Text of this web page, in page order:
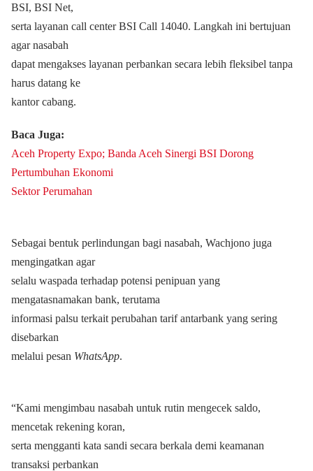
BSI, BSI Net,
serta layanan call center BSI Call 14040. Langkah ini bertujuan
agar nasabah
dapat mengakses layanan perbankan secara lebih fleksibel tanpa
harus datang ke
kantor cabang.
Baca Juga:
Aceh Property Expo; Banda Aceh Sinergi BSI Dorong
Pertumbuhan Ekonomi
Sektor Perumahan
Sebagai bentuk perlindungan bagi nasabah, Wachjono juga
mengingatkan agar
selalu waspada terhadap potensi penipuan yang
mengatasnamakan bank, terutama
informasi palsu terkait perubahan tarif antarbank yang sering
disebarkan
melalui pesan WhatsApp.
“Kami mengimbau nasabah untuk rutin mengecek saldo,
mencetak rekening koran,
serta mengganti kata sandi secara berkala demi keamanan
transaksi perbankan